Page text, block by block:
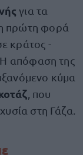
για τα
πρώτη φορά
κράτος -
Η απόφαση της
κύμα
, που
στη Γάζα.